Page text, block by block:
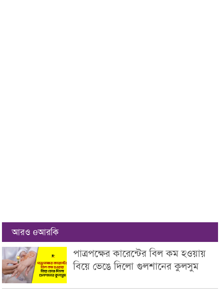
আরও eআরকি
পাত্রপক্ষের কারেন্টের বিল কম হওয়ায়
বিয়ে ভেঙে দিলো গুলশানের কুলসুম